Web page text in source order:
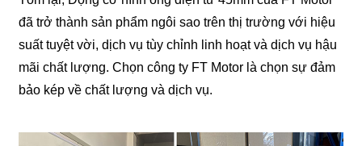
đã trở thành sản phẩm ngôi sao trên thị trường với hiệu
suất tuyệt vời, dịch vụ tùy chỉnh linh hoạt và dịch vụ hậu
mãi chất lượng. Chọn công ty FT Motor là chọn sự đảm
bảo kép về chất lượng và dịch vụ.